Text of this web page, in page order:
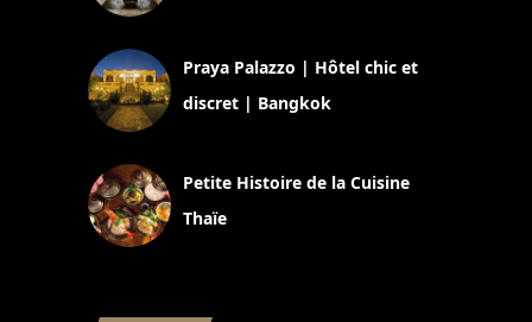
Praya Palazzo | Hôtel chic et
discret | Bangkok
Petite Histoire de la Cuisine
Thaïe